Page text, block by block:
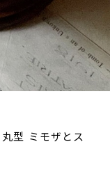
型 ミモザとス